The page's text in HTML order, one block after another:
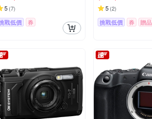
5 (7)
戰低價 券
5 (2)
挑戰低價 券 贈品